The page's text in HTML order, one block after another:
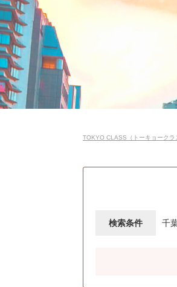
TOKYO CLASS（トーキョークラ
検索条件 千